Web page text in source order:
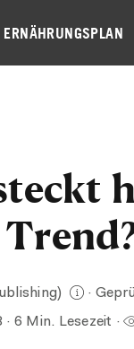
ERNÄHRUNGSPLAN
·
· 6 Min. Lesezeit ·